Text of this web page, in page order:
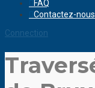
FAQ
Contactez-nous
Connection